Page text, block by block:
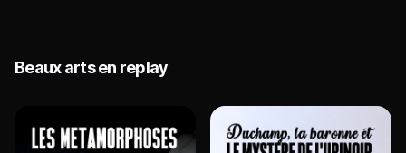
Beaux arts en replay